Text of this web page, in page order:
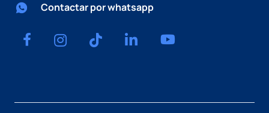
Contactar por whatsapp